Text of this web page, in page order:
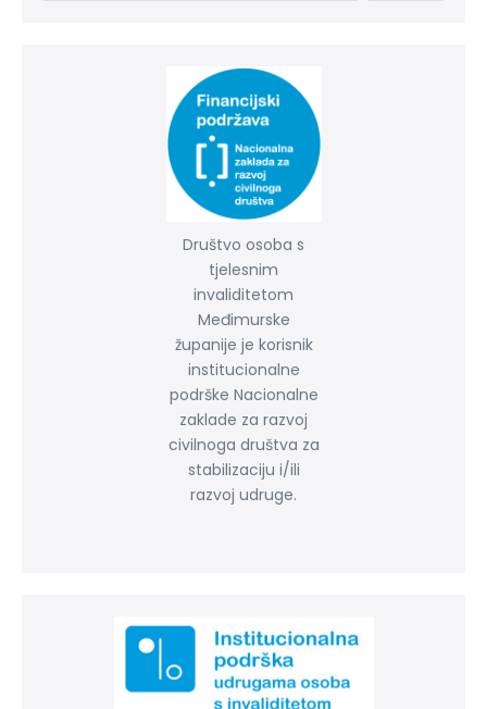
Društvo osoba s
tjelesnim
invaliditetom
Međimurske
županije je korisnik
institucionalne
podrške Nacionalne
zaklade za razvoj
civilnoga društva za
stabilizaciju i/ili
razvoj udruge.